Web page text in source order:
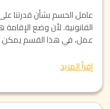
عامل الحسم بشأن قدرتنا
القانونية. لأن وضع
عمل، في هذا القسم يمكن
إقرأ المزيد